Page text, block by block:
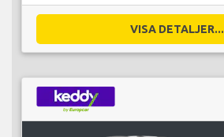
VISA DETALJER...